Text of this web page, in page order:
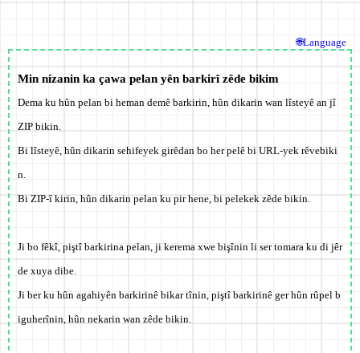
Min nizanin ka çawa pelan yên barkirî zêde bikim
Dema ku hûn pelan bi heman demê barkirin, hûn dikarin wan lîsteyê an jî
ZIP bikin.
Bi lîsteyê, hûn dikarin sehifeyek girêdan bo her pelê bi URL-yek rêvebiki
n.
Bi ZIP-î kirin, hûn dikarin pelan ku pir hene, bi pelekek zêde bikin.
Ji bo fêkî, piştî barkirina pelan, ji kerema xwe bişînin li ser tomara ku di jêr
de xuya dibe.
Ji ber ku hûn agahiyên barkirinê bikar tînin, piştî barkirinê ger hûn rûpel b
iguherînin, hûn nekarin wan zêde bikin.
🌐Language